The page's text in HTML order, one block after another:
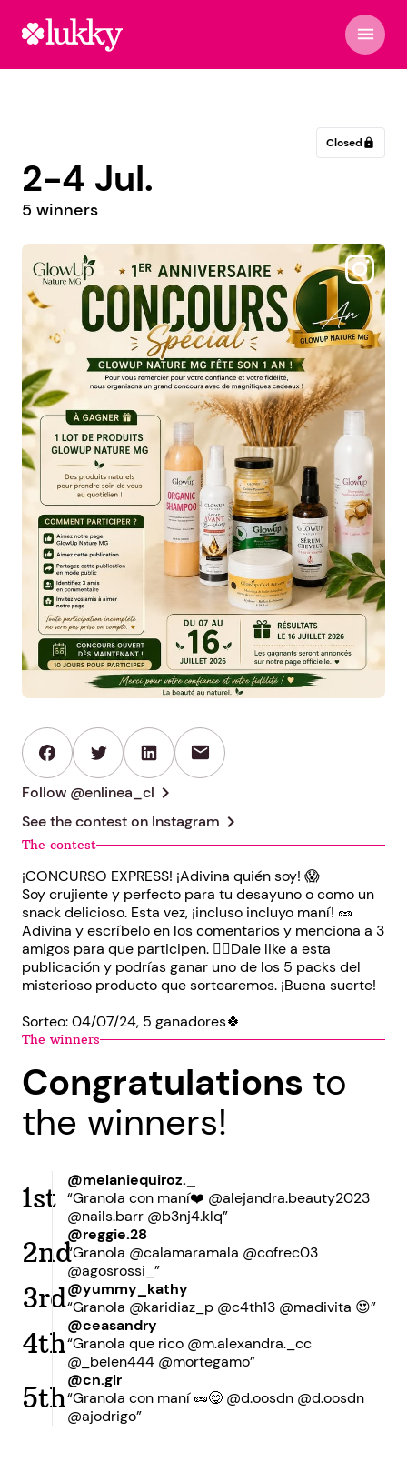
menu
Closed lock
2-4 Jul.
5 winners
@enlinea_cl
mail
Follow @enlinea_cl chevron_right
See the contest on Instagram chevron_right
The contest
¡CONCURSO EXPRESS! ¡Adivina quién soy! 😱
Soy crujiente y perfecto para tu desayuno o como un
snack delicioso. Esta vez, ¡incluso incluyo maní! 🥜
Adivina y escríbelo en los comentarios y menciona a 3
amigos para que participen. 👍🏻Dale like a esta
publicación y podrías ganar uno de los 5 packs del
misterioso producto que sortearemos. ¡Buena suerte!
Sorteo: 04/07/24, 5 ganadores🍀
The winners
Congratulations to
the winners!
1st
@melaniequiroz._
“Granola con maní❤️ @alejandra.beauty2023
@nails.barr @b3nj4.klq”
2nd
@reggie.28
“Granola @calamaramala @cofrec03
@agosrossi_”
3rd@yummy_kathy
“Granola @karidiaz_p @c4th13 @madivita 😍”
4th
@ceasandry
“Granola que rico @m.alexandra._cc
@_belen444 @mortegamo”
5th
@cn.glr
“Granola con maní 🥜😋 @d.oosdn @d.oosdn
@ajodrigo”